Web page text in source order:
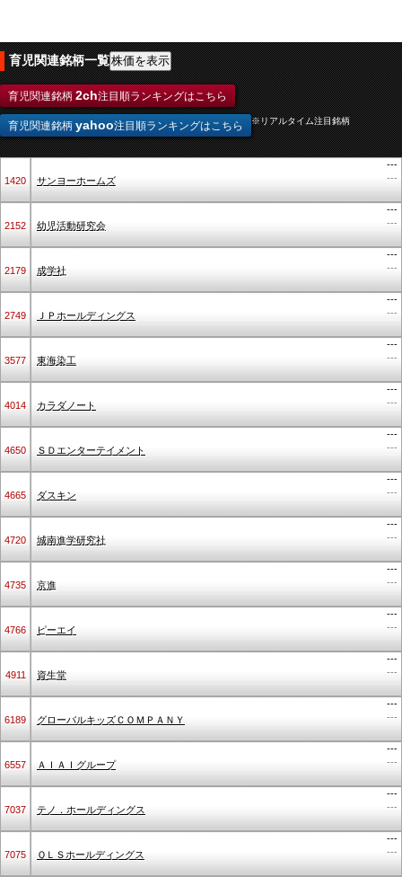
育児関連銘柄一覧
育児関連銘柄 2ch注目順ランキングはこちら
育児関連銘柄 yahoo注目順ランキングはこちら ※リアルタイム注目銘柄
1420 サンヨーホームズ
---
---
2152 幼児活動研究会
---
---
2179 成学社
---
---
2749 ＪＰホールディングス
---
---
3577 東海染工
---
---
4014 カラダノート
---
---
4650 ＳＤエンターテイメント
---
---
4665 ダスキン
---
---
4720 城南進学研究社
---
---
4735 京進
---
---
4766 ピーエイ
---
---
4911 資生堂
---
---
6189 グローバルキッズＣＯＭＰＡＮＹ
---
---
6557 ＡＩＡＩグループ
---
---
7037 テノ．ホールディングス
---
---
7075 ＱＬＳホールディングス
---
---